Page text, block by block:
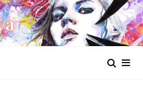
de Shaya